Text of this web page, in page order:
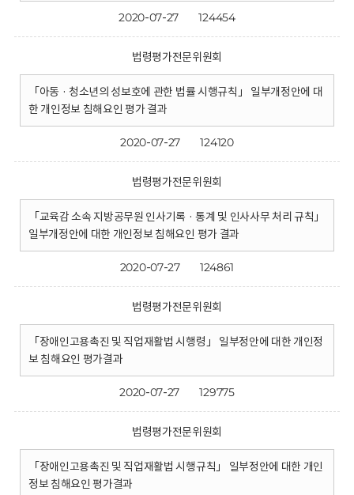
2020-07-27 124454
법령평가전문위원회
「아동 · 청소년의 성보호에 관한 법률 시행규칙」 일부개정안에 대
한 개인정보 침해요인 평가 결과
2020-07-27 124120
법령평가전문위원회
「교육감 소속 지방공무원 인사기록 · 통계 및 인사사무 처리 규칙」
일부개정안에 대한 개인정보 침해요인 평가 결과
2020-07-27 124861
법령평가전문위원회
「장애인고용촉진 및 직업재활법 시행령」 일부정안에 대한 개인정
보 침해요인 평가결과
2020-07-27 129775
법령평가전문위원회
「장애인고용촉진 및 직업재활법 시행규칙」 일부정안에 대한 개인
정보 침해요인 평가결과